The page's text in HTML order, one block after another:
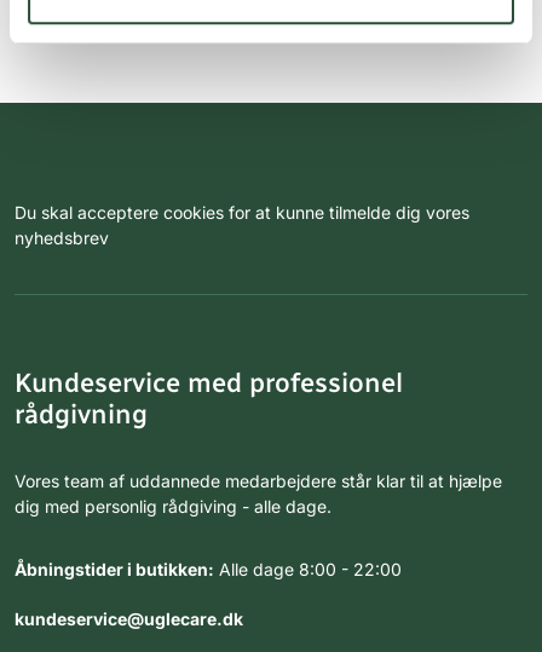
Du skal acceptere cookies for at kunne tilmelde dig vores
nyhedsbrev
Kundeservice med professionel
rådgivning
Vores team af uddannede medarbejdere står klar til at hjælpe
dig med personlig rådgiving - alle dage.
Åbningstider i butikken: Alle dage 8:00 - 22:00
kundeservice@uglecare.dk